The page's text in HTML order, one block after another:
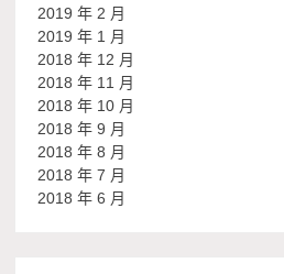
2019 年 2 月
2019 年 1 月
2018 年 12 月
2018 年 11 月
2018 年 10 月
2018 年 9 月
2018 年 8 月
2018 年 7 月
2018 年 6 月